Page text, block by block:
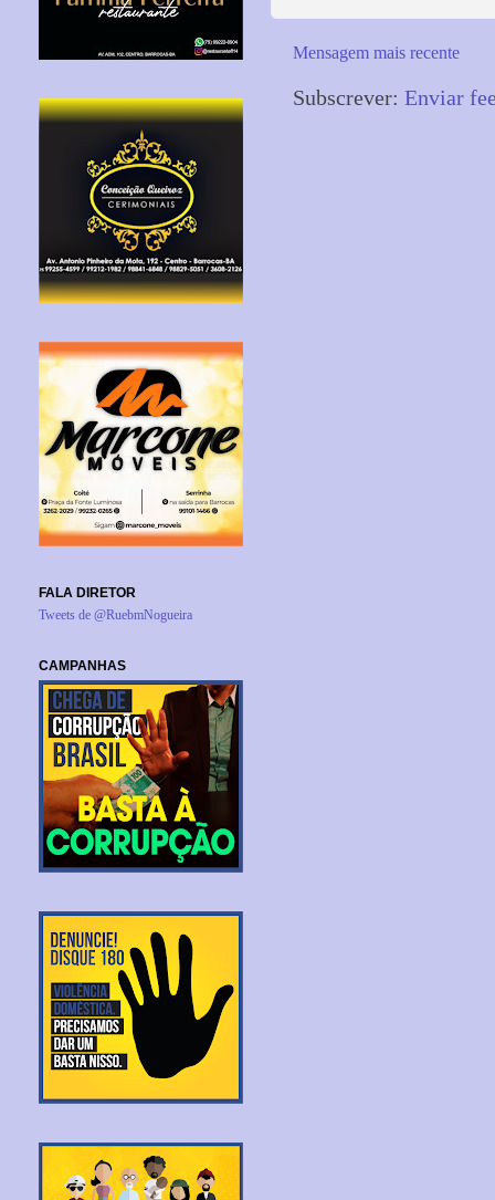
Mensagem mais recente
Subscrever: Enviar
FALA DIRETOR
Tweets de @RuebmNogueira
CAMPANHAS